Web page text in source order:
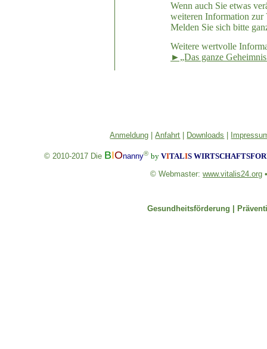
Wenn auch Sie etwas
weiteren Information zur
Melden Sie sich bitte
Weitere wertvolle
►„Das ganze
Anmeldung |Anfahrt | Downloads |
© 2010-2017 Die BIOnanny® by VITALIS
© Webmaster: www.vitalis24.org
Gesundheitsförderung |